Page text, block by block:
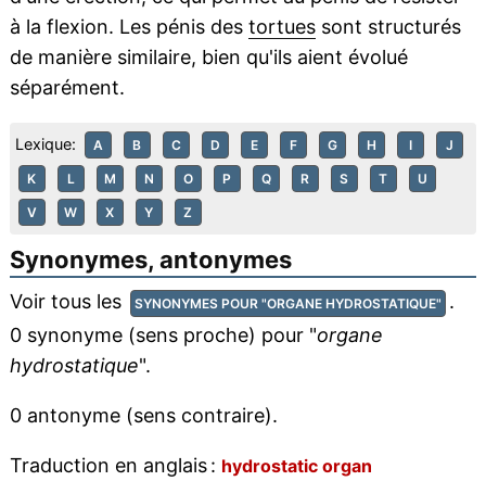
à la flexion. Les pénis des tortuessont structurés
de manière similaire, bien qu'ils aient évolué
séparément.
Lexique: A B C D E F G H I J
K L M N O P Q R S T U
V W X Y Z
Synonymes, antonymes
Voir tous les SYNONYMES POUR "ORGANE HYDROSTATIQUE" .
0 synonyme (sens proche) pour "organe
hydrostatique".
0 antonyme (sens contraire).
Traduction en anglais : hydrostatic organ